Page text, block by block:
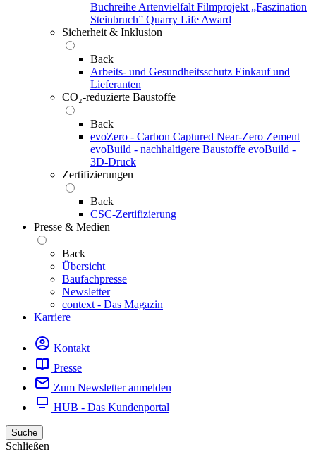
Buchreihe Artenvielfalt Filmprojekt „Faszination
Steinbruch” Quarry Life Award
Sicherheit & Inklusion
Back
Arbeits- und Gesundheitsschutz Einkauf und
Lieferanten
CO₂-reduzierte Baustoffe
Back
evoZero - Carbon Captured Near-Zero Zement
evoBuild - nachhaltigere Baustoffe evoBuild -
3D-Druck
Zertifizierungen
Back
CSC-Zertifizierung
Presse & Medien
Back
Übersicht
Baufachpresse
Newsletter
context - Das Magazin
Karriere
Kontakt
Presse
Zum Newsletter anmelden
HUB - Das Kundenportal
Suche
Schließen